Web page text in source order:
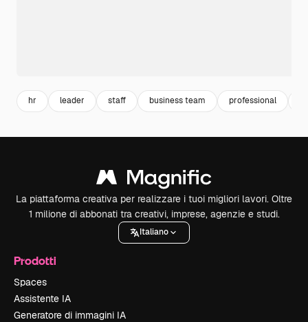
hr leader staff business team professional
La piattaforma creativa per realizzare i tuoi migliori lavori. Oltre
1 milione di abbonati tra creativi, imprese, agenzie e studi.
Italiano
Prodotti
Spaces
Assistente IA
Generatore di immagini IA